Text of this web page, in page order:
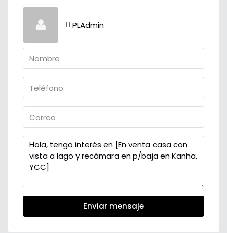
PLAdmin
Enviar mensaje